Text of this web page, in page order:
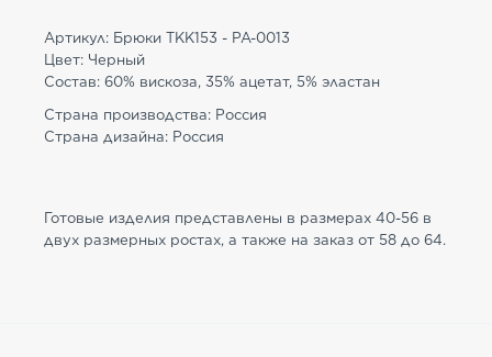
Артикул: Брюки TKK153 - PA-0013
Цвет: Черный
Состав: 60% вискоза, 35% ацетат, 5% эластан
Страна производства: Россия
Страна дизайна: Россия
Готовые изделия представлены в размерах 40-56 в
двух размерных ростах, а также на заказ от 58 до 64.